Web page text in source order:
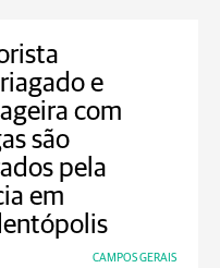
e
com
são
pela
em
CAMPOS GERAIS